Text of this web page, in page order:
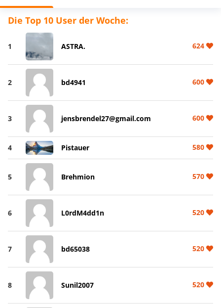
Die Top 10 User der Woche:
1 ASTRA. 624
2 bd4941 600
3 jensbrendel27@gmail.com 600
4 Pistauer 580
5 Brehmion 570
6 L0rdM4dd1n 520
7 bd65038 520
8 Sunil2007 520